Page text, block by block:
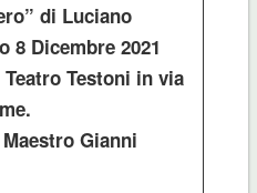
di Luciano
8 Dicembre 2021
Testoni in via
Gianni